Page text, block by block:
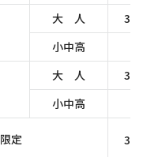
大 人
小中高
大 人
小中高
限定